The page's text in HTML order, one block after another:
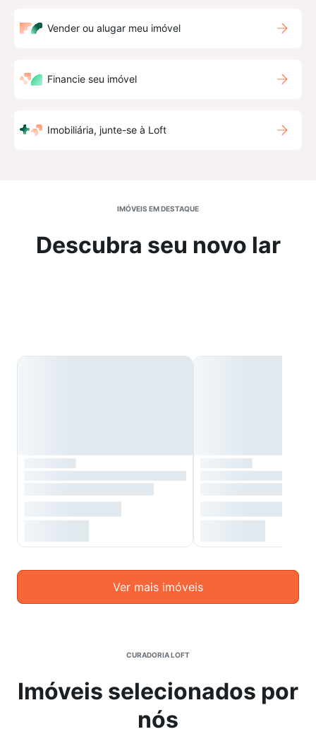
Vender ou alugar meu imóvel
Financie seu imóvel
Imobiliária, junte-se à Loft
IMÓVEIS EM DESTAQUE
Descubra seu novo lar
Ver mais imóveis
CURADORIA LOFT
Imóveis selecionados por
nós